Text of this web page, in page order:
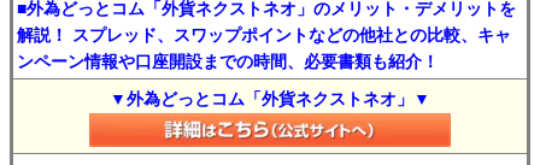
■外為どっとコム「外貨ネクストネオ」のメリット・デメリットを
解説！ スプレッド、スワップポイントなどの他社との比較、キャ
ンペーン情報や口座開設までの時間、必要書類も紹介！
▼外為どっとコム「外貨ネクストネオ」▼